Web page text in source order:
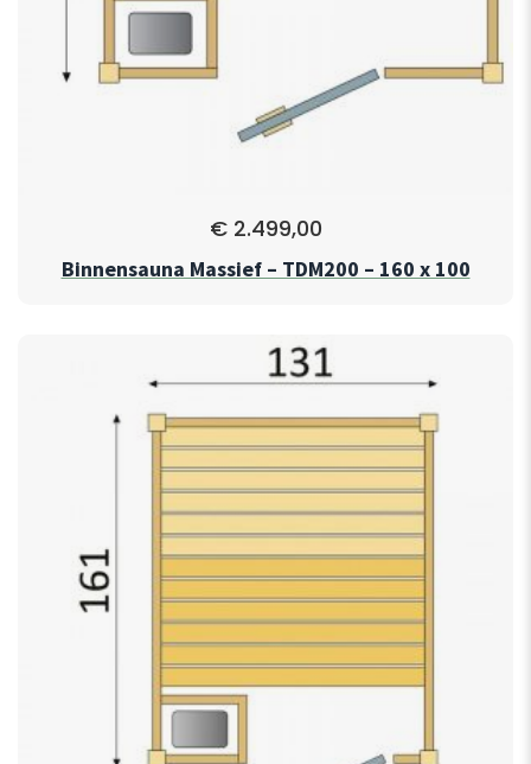
€2.499,00
Binnensauna Massief – TDM200 – 160 x 100